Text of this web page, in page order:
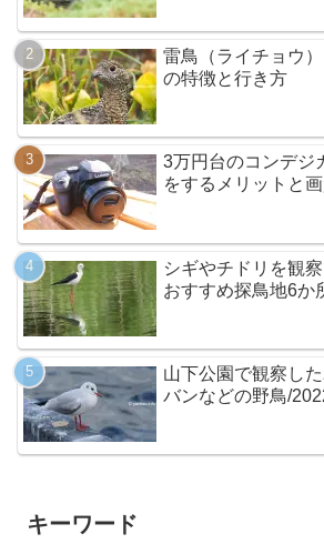
雷鳥（ライチョウ
の特徴と行き方
3万円台のコンデジ
をするメリットと
シギやチドリを観
おすすめ探鳥地6か
山下公園で観察し
バンなどの野鳥/
キーワード